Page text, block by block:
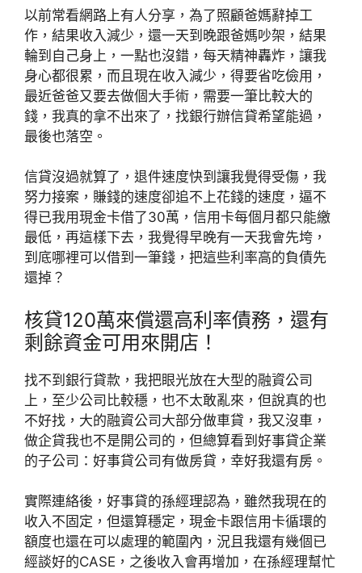
以前常看網路上有人分享，為了照顧爸媽辭掉工
作，結果收入減少，還一天到晚跟爸媽吵架，結果
輪到自己身上，一點也沒錯，每天精神轟炸，讓我
身心都很累，而且現在收入減少，得要省吃儉用，
最近爸爸又要去做個大手術，需要一筆比較大的
錢，我真的拿不出來了，找銀行辦信貸希望能過，
最後也落空。
信貸沒過就算了，退件速度快到讓我覺得受傷，我
努力接案，賺錢的速度卻追不上花錢的速度，逼不
得已我用現金卡借了30萬，信用卡每個月都只能繳
最低，再這樣下去，我覺得早晚有一天我會先垮，
到底哪裡可以借到一筆錢，把這些利率高的負債先
還掉？
核貸120萬來償還高利率債務，還有
剩餘資金可用來開店！
找不到銀行貸款，我把眼光放在大型的融資公司
上，至少公司比較穩，也不太敢亂來，但說真的也
不好找，大的融資公司大部分做車貸，我又沒車，
做企貸我也不是開公司的，但總算看到好事貸企業
的子公司：好事貸公司有做房貸，幸好我還有房。
實際連絡後，好事貸的孫經理認為，雖然我現在的
收入不固定，但還算穩定，現金卡跟信用卡循環的
額度也還在可以處理的範圍內，況且我還有幾個已
經談好的CASE，之後收入會再增加，在孫經理幫忙